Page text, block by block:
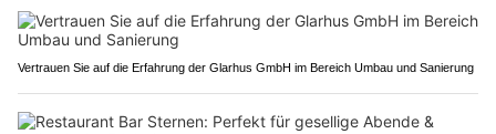
Vertrauen Sie auf die Erfahrung der Glarhus GmbH im Bereich Umbau und Sanierung